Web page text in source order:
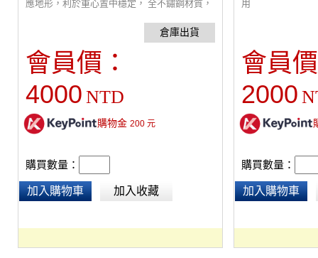
應地形，利於重心置中穩定， 全不鏽鋼材質，
會員價：
4000 NTD
購物金 200元
購買數量：
加入購物車 加入收藏
用
會員
2000
購買數量：
加入購物車